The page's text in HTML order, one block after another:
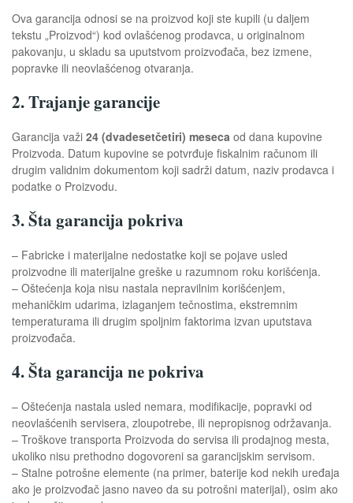
Ova garancija odnosi se na proizvod koji ste kupili (u daljem
tekstu „Proizvod“) kod ovlašćenog prodavca, u originalnom
pakovanju, u skladu sa uputstvom proizvođača, bez izmene,
popravke ili neovlašćenog otvaranja.
2. Trajanje garancije
Garancija važi 24 (dvadesetčetiri) meseca od dana kupovine
Proizvoda. Datum kupovine se potvrđuje fiskalnim računom ili
drugim validnim dokumentom koji sadrži datum, naziv prodavca i
podatke o Proizvodu.
3. Šta garancija pokriva
– Fabricke i materijalne nedostatke koji se pojave usled
proizvodne ili materijalne greške u razumnom roku korišćenja.
– Oštećenja koja nisu nastala nepravilnim korišćenjem,
mehaničkim udarima, izlaganjem tečnostima, ekstremnim
temperaturama ili drugim spoljnim faktorima izvan uputstava
proizvođača.
4. Šta garancija ne pokriva
– Oštećenja nastala usled nemara, modifikacije, popravki od
neovlašćenih servisera, zloupotrebe, ili nepropisnog održavanja.
– Troškove transporta Proizvoda do servisa ili prodajnog mesta,
ukoliko nisu prethodno dogovoreni sa garancijskim servisom.
– Stalne potrošne elemente (na primer, baterije kod nekih uređaja
ako je proizvođač jasno naveo da su potrošni materijal), osim ako